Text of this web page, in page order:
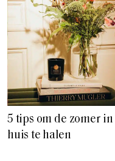
5 tips om de zomer in
huis te halen